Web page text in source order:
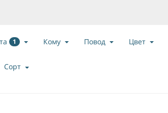
1 Кому Повод Цвет
Сорт